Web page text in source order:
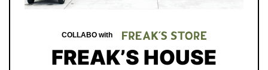
COLLABO with
FREAK’S HOUSE